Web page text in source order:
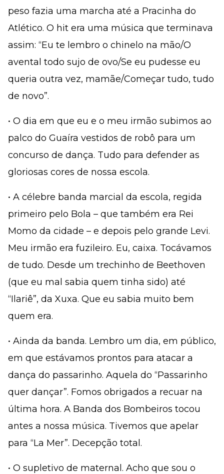
peso fazia uma marcha até a Pracinha do
Atlético. O hit era uma música que terminava
assim: “Eu te lembro o chinelo na mão/O
avental todo sujo de ovo/Se eu pudesse eu
queria outra vez, mamãe/Começar tudo, tudo
de novo”.
• O dia em que eu e o meu irmão subimos ao
palco do Guaíra vestidos de robô para um
concurso de dança. Tudo para defender as
gloriosas cores de nossa escola.
• A célebre banda marcial da escola, regida
primeiro pelo Bola – que também era Rei
Momo da cidade – e depois pelo grande Levi.
Meu irmão era fuzileiro. Eu, caixa. Tocávamos
de tudo. Desde um trechinho de Beethoven
(que eu mal sabia quem tinha sido) até
“Ilariê”, da Xuxa. Que eu sabia muito bem
quem era.
• Ainda da banda. Lembro um dia, em público,
em que estávamos prontos para atacar a
dança do passarinho. Aquela do “Passarinho
quer dançar”. Fomos obrigados a recuar na
última hora. A Banda dos Bombeiros tocou
antes a nossa música. Tivemos que apelar
para “La Mer”. Decepção total.
• O supletivo de maternal. Acho que sou o